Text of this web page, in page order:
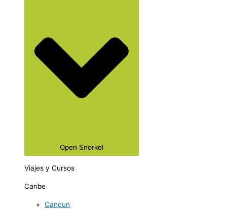
Open Snorkel
Viajes y Cursos
Caribe
Cancun